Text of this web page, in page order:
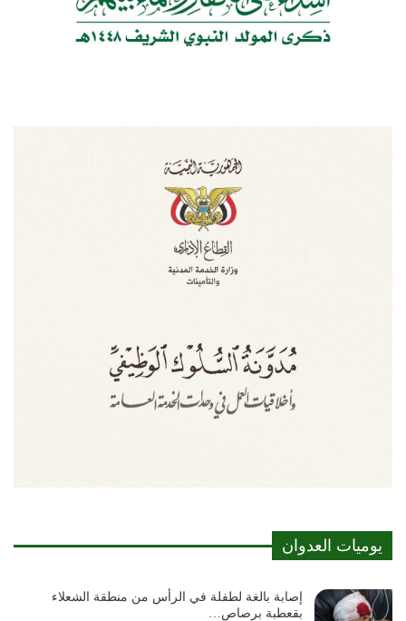
يوميات العدوان
إصابة بالغة لطفلة في الرأس من منطقة الشعلاء
بقعطبة برصاص…